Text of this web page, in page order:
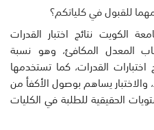
للقبول في كلياتكم؟
الكويت نتائج اختبار القدرات
المعدل المكافئ، وهو نسبة
اختبارات القدرات، كما تستخدمها
يساهم بوصول الأكفأ من
الحقيقية للطلبة في الكليات